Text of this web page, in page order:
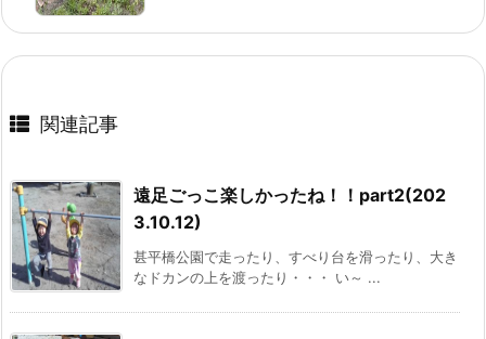
関連記事
遠足ごっこ楽しかったね！！part2(202
3.10.12)
甚平橋公園で走ったり、すべり台を滑ったり、大き
なドカンの上を渡ったり・・・ い～ ...